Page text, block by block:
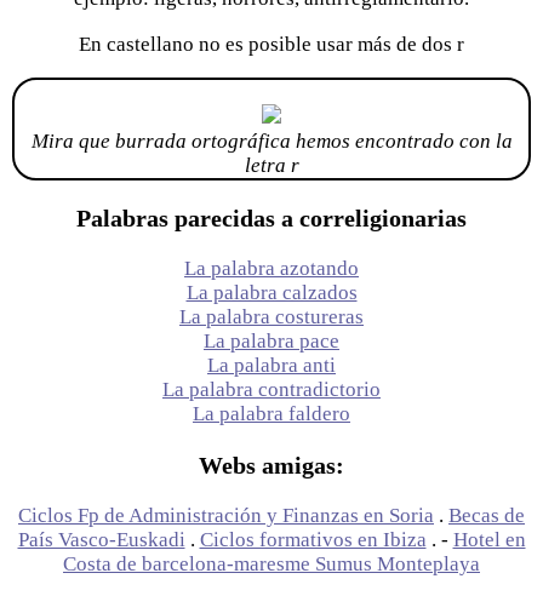
En castellano no es posible usar más de dos r
Mira que burrada ortográfica hemos encontrado con la
letra r
Palabras parecidas a correligionarias
La palabra azotando
La palabra calzados
La palabra costureras
La palabra pace
La palabra anti
La palabra contradictorio
La palabra faldero
Webs amigas:
Ciclos Fp de Administración y Finanzas en Soria . Becas de
País Vasco-Euskadi. Ciclos formativos en Ibiza . - Hotel en
Costa de barcelona-maresme Sumus Monteplaya